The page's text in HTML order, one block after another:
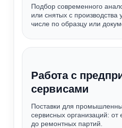
Подбор современного
или снятых с производства
числе по образцу или
Работа с
сервисами
Поставки для
сервисных организаций: от
до ремонтных партий.